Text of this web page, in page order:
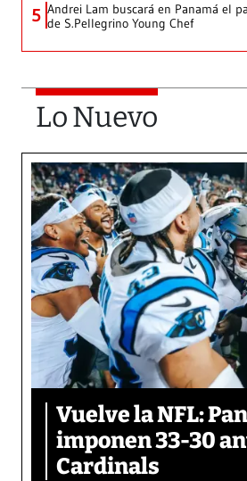
5 Andrei Lam buscará en Panamá el
de S.Pellegrino Young Chef
Lo Nuevo
Vuelve la NFL:
imponen 33-30
Cardinals